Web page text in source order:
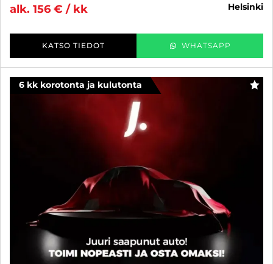
alk. 156 € / kk
helsinki
KATSO TIEDOT WHATSAPP
6 kk korotonta ja kulutonta